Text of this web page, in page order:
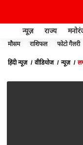
न्यूज़ राज्य
मौसम राशिफल फोटो गैलरी
हिंदी न्यूज़ वीडियोज न्यूज़